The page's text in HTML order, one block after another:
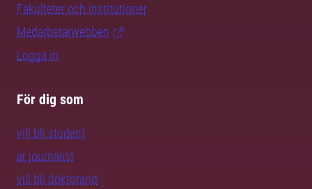
Fakulteter och institutioner
Medarbetarwebben
Logga in
För dig som
vill bli student
är journalist
vill bli doktorand